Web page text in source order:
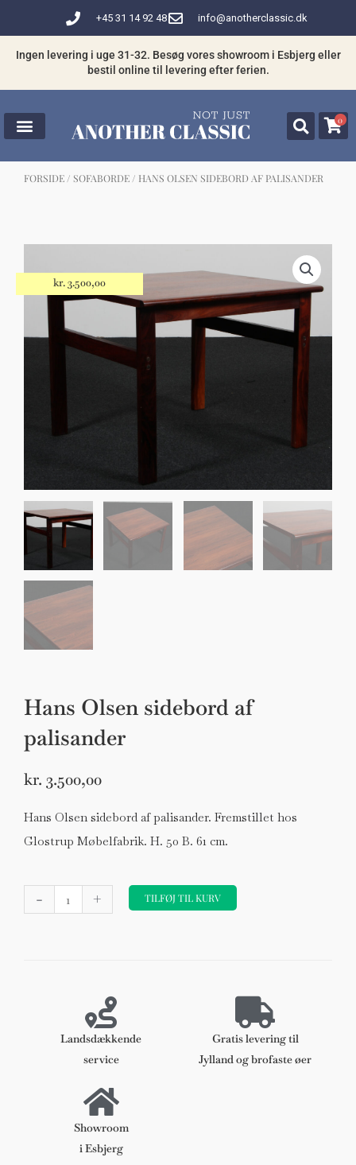
indholdet
+45 31 14 92 48 info@anotherclassic.dk
Ingen levering i uge 31-32. Besøg vores showroom i Esbjerg eller
bestil online til levering efter ferien.
0
FORSIDE / SOFABORDE / HANS OLSEN SIDEBORD AF PALISANDER
have din interesse?
Sko til Arne Jacobsen stole
kr.3.500,00
Hans Olsen sidebord af
palisander
kr. 3.500,00
Hans Olsen sidebord af palisander. Fremstillet hos
Glostrup Møbelfabrik. H. 50 B. 61 cm.
-
Olsen
sidebord
+ TILFØJ TIL KURV
Landsdækkende
service
Gratis levering til
Jylland og brofaste øer
Showroom
i Esbjerg